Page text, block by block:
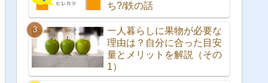
ち?/鉄の話
一人暮らしに果物が必要な
理由は？自分に合った目安
量とメリットを解説（その
1）